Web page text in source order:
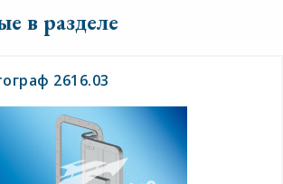
в разделе
2616.03